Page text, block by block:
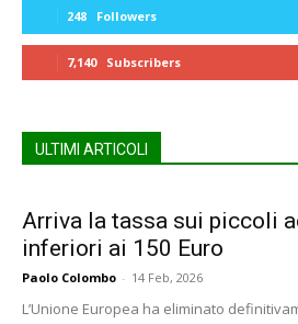
248 Followers
7,140 Subscribers
ULTIMI ARTICOLI
Arriva la tassa sui piccoli
inferiori ai 150 Euro
Paolo Colombo - 14 Feb, 2026
L’Unione Europea ha eliminato